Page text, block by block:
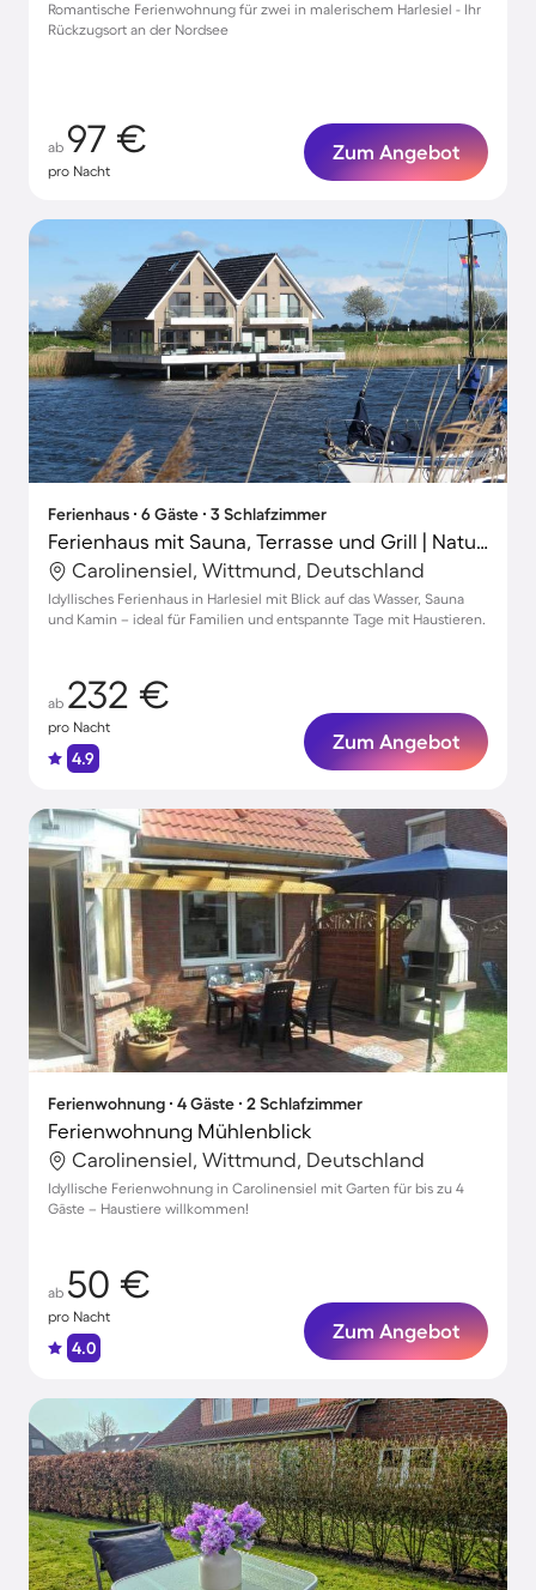
Romantische Ferienwohnung für zwei in malerischem Harlesiel - Ihr
Rückzugsort an der Nordsee
ab 97 €
pro Nacht
Zum Angebot
Ferienhaus ∙ 6 Gäste ∙ 3 Schlafzimmer
Ferienhaus mit Sauna, Terrasse und Grill | Naturblick
Carolinensiel, Wittmund, Deutschland
Idyllisches Ferienhaus in Harlesiel mit Blick auf das Wasser, Sauna
und Kamin – ideal für Familien und entspannte Tage mit Haustieren.
ab 232 €
pro Nacht
4.9
Zum Angebot
Ferienwohnung ∙ 4 Gäste ∙ 2 Schlafzimmer
Ferienwohnung Mühlenblick
Carolinensiel, Wittmund, Deutschland
Idyllische Ferienwohnung in Carolinensiel mit Garten für bis zu 4
Gäste – Haustiere willkommen!
ab 50 €
pro Nacht
4.0
Zum Angebot